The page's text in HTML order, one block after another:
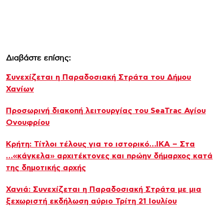
Διαβάστε επίσης:
Συνεχίζεται η Παραδοσιακή Στράτα του Δήμου
Χανίων
Προσωρινή διακοπή λειτουργίας του SeaTrac Αγίου
Ονουφρίου
Κρήτη: Τίτλοι τέλους για το ιστορικό…ΙΚΑ – Στα
…«κάγκελα» αρχιτέκτονες και πρώην δήμαρχος κατά
της δημοτικής αρχής
Χανιά: Συνεχίζεται η Παραδοσιακή Στράτα με μια
ξεχωριστή εκδήλωση αύριο Τρίτη 21 Ιουλίου